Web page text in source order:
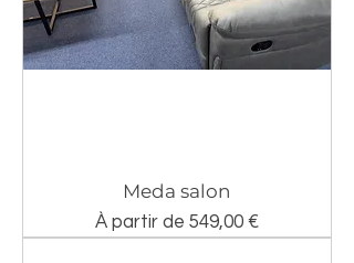
Meda salon
À partir de 549,00 €
Prix promotionnel